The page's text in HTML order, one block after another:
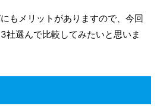
もメリットがありますので、今回
社選んで比較してみたいと思いま